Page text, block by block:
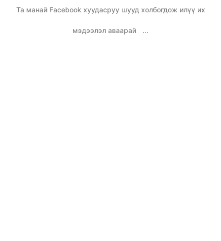
Та манай Facebook хуудасруу шууд холбогдож илүү их
мэдээлэл аваарай ...